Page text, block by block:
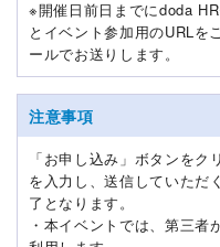
※開催日前日までにdoda
とイベント参加用のURLを
ールでお送りします。
注意事項
「お申し込み」ボタンを
を入力し、送信していただ
了となります。
・本イベントでは、第三者